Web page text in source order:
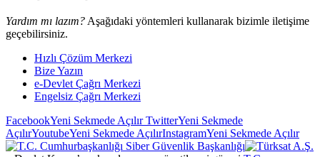
Yardım mı lazım? Aşağıdaki yöntemleri kullanarak bizimle iletişime
geçebilirsiniz.
Hızlı Çözüm Merkezi
Bize Yazın
e-Devlet Çağrı Merkezi
Engelsiz Çağrı Merkezi
FacebookYeni Sekmede AçılırTwitterYeni Sekmede
AçılırYoutubeYeni Sekmede AçılırInstagramYeni Sekmede Açılır